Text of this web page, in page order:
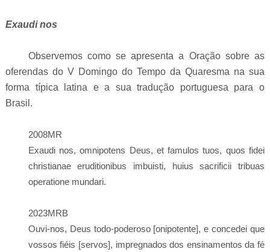
Exaudi nos
Observemos como se apresenta a Oração sobre as
oferendas do V Domingo do Tempo da Quaresma na sua
forma típica latina e a sua tradução portuguesa para o
Brasil.
2008MR
Exaudi nos, omnipotens Deus, et famulos tuos, quos fidei
christianae eruditionibus imbuisti, huius sacrificii tribuas
operatione mundari.
2023MRB
Ouvi-nos, Deus todo-poderoso [onipotente], e concedei que
vossos fiéis [servos], impregnados dos ensinamentos da fé